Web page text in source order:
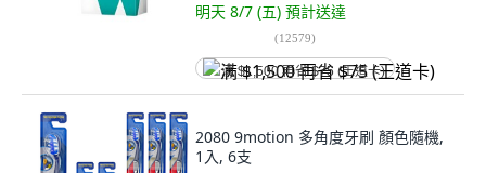
明天 8/7 (五) 預計送達
(12579)
满 $1,500 再省 $75 (王道卡)
2080 9motion 多角度牙刷 顏色隨機,
1入, 6支